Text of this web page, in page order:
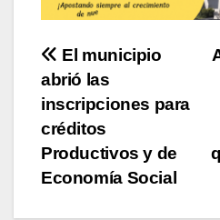
Navegación
de
entradas
El municipio
abrió las
inscripciones para
créditos
Productivos y de
Economía Social